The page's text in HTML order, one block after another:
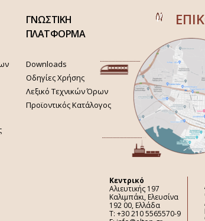
ΓΝΩΣΤΙΚΗ
ΠΛΑΤΦΟΡΜΑ
Downloads
Οδηγίες Χρήσης
Λεξικό Τεχνικών Όρων
Προϊοντικός Κατάλογος
Κεντρικό
Αλιευτικής 197
Καλιμπάκι, Ελευσίνα
192 00, Ελλάδα
Τ: +30 210 5565570-9